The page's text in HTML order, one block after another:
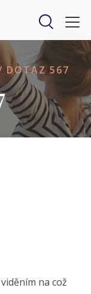
DOTAZ 567
na což